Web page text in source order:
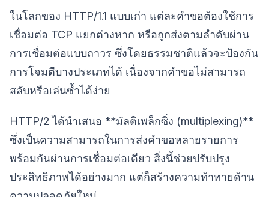
ในโลกของ HTTP/1.1 แบบเก่า แต่ละคำขอต้องใช้การ
เชื่อมต่อ TCP แยกต่างหาก หรือถูกส่งตามลำดับผ่าน
การเชื่อมต่อแบบถาวร ซึ่งโดยธรรมชาติแล้วจะป้องกัน
การโจมตีบางประเภทได้ เนื่องจากคำขอไม่สามารถ
สลับหรือเล่นซ้ำได้ง่าย
HTTP/2 ได้นำเสนอ **มัลติเพล็กซิ่ง (multiplexing)**
ซึ่งเป็นความสามารถในการส่งคำขอหลายรายการ
พร้อมกันผ่านการเชื่อมต่อเดียว สิ่งนี้ช่วยปรับปรุง
ประสิทธิภาพได้อย่างมาก แต่ก็สร้างความท้าทายด้าน